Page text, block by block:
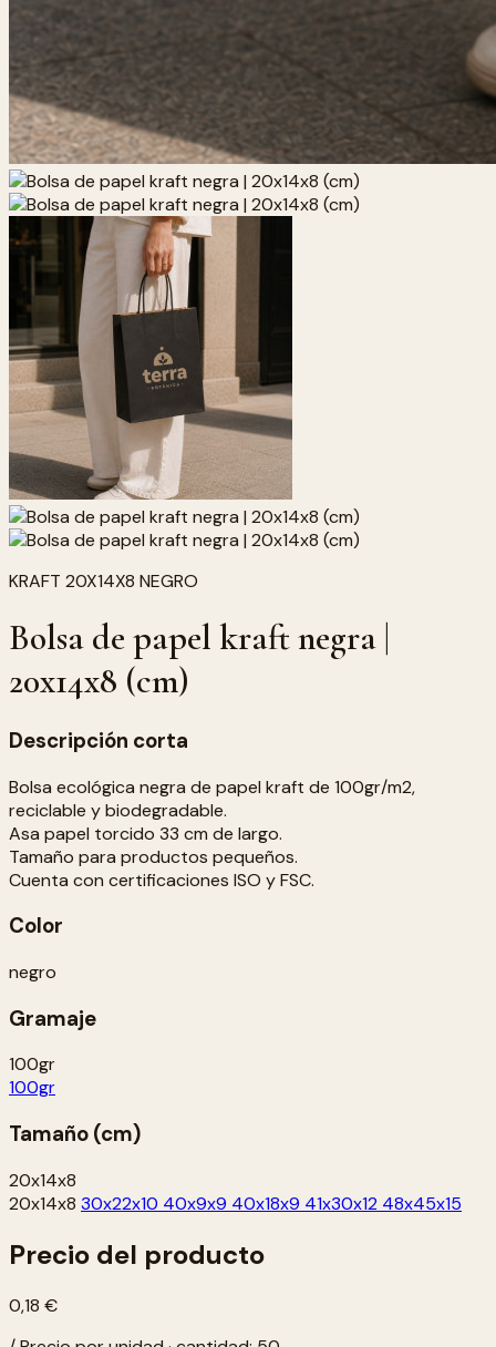
KRAFT 20X14X8 NEGRO
Bolsa de papel kraft negra |
20x14x8 (cm)
Descripción corta
Bolsa ecológica negra de papel kraft de 100gr/m2,
reciclable y biodegradable.
Asa papel torcido 33 cm de largo.
Tamaño para productos pequeños.
Cuenta con certificaciones ISO y FSC.
Color
negro
Gramaje
100gr
100gr
Tamaño (cm)
20x14x8
20x14x8 30x22x10 40x9x9 40x18x9 41x30x12 48x45x15
Precio del producto
0,18 €